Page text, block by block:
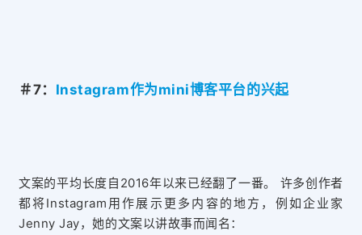
＃7： Instagram作为mini博客平台的兴起
文案的平均长度自2016年以来已经翻了一番。
许多创作者
都将Instagram用作展示更多内容的地方，例如企业家
Jenny Jay，她的文案以讲故事而闻名：